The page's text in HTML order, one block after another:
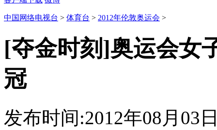
中国网络电视台 > 体育台 > 2012年伦敦奥运会 >
[夺金时刻]奥运会女
冠
发布时间:2012年08月03